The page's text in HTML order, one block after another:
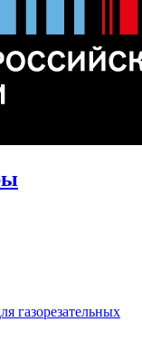
газорезательных